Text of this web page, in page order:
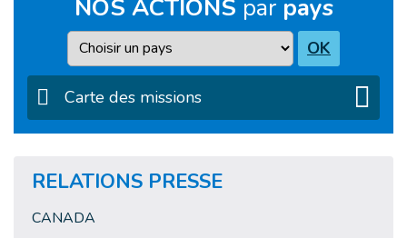
NOS ACTIONS par pays
Pays OK
Carte des missions
RELATIONS PRESSE
CANADA